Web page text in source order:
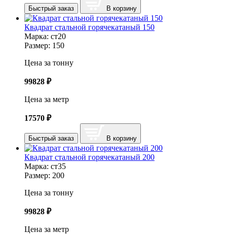
Быстрый заказ В корзину
Квадрат стальной горячекатаный 150
Марка: ст20
Размер: 150
Цена за тонну
99828 ₽
Цена за метр
17570 ₽
Быстрый заказ В корзину
Квадрат стальной горячекатаный 200
Марка: ст35
Размер: 200
Цена за тонну
99828 ₽
Цена за метр